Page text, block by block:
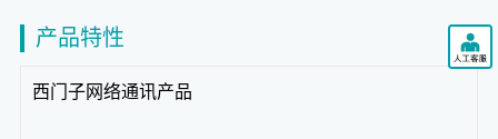
产品特性
西门子网络通讯产品